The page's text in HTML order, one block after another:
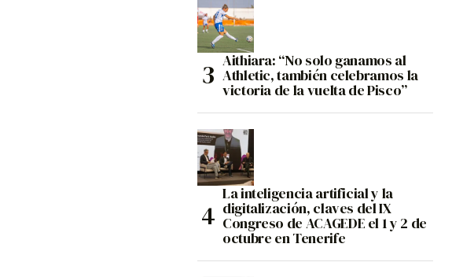
Aithiara: “No solo ganamos al
Athletic, también celebramos la
victoria de la vuelta de Pisco”
La inteligencia artificial y la
digitalización, claves del IX
Congreso de ACAGEDE el 1 y 2 de
octubre en Tenerife